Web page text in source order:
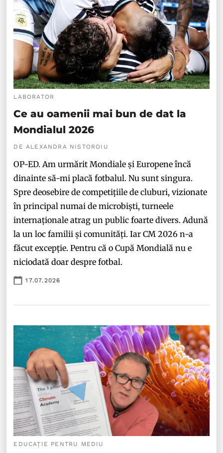
LABORATOR
Ce au oamenii mai bun de dat la
Mondialul 2026
DE ALEXANDRA NISTOROIU
OP-ED. Am urmărit Mondiale și Europene încă
dinainte să-mi placă fotbalul. Nu sunt singura.
Spre deosebire de competițiile de cluburi, vizionate
în principal numai de microbiști, turneele
internaționale atrag un public foarte divers. Adună
la un loc familii și comunități. Iar CM 2026 n-a
făcut excepție. Pentru că o Cupă Mondială nu e
niciodată doar despre fotbal.
17.07.2026
EDUCAȚIE PENTRU MEDIU